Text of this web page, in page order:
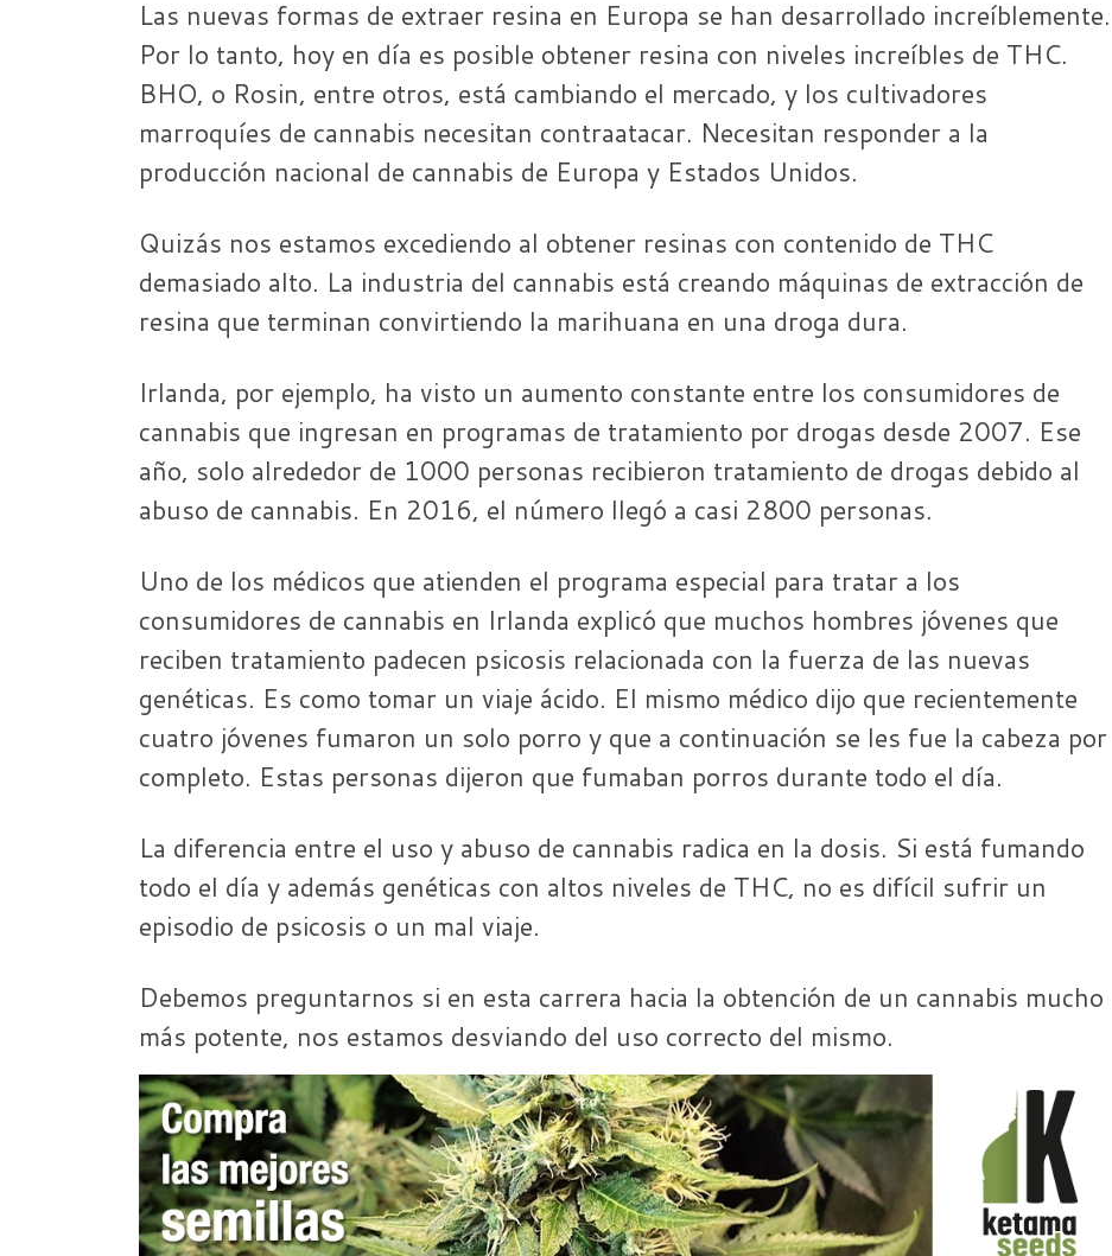
Las nuevas formas de extraer resina en Europa se han desarrollado increíblemente.
Por lo tanto, hoy en día es posible obtener resina con niveles increíbles de THC.
BHO, o Rosin, entre otros, está cambiando el mercado, y los cultivadores
marroquíes de cannabis necesitan contraatacar. Necesitan responder a la
producción nacional de cannabis de Europa y Estados Unidos.
Quizás nos estamos excediendo al obtener resinas con contenido de THC
demasiado alto. La industria del cannabis está creando máquinas de extracción de
resina que terminan convirtiendo la marihuana en una droga dura.
Irlanda, por ejemplo, ha visto un aumento constante entre los consumidores de
cannabis que ingresan en programas de tratamiento por drogas desde 2007. Ese
año, solo alrededor de 1000 personas recibieron tratamiento de drogas debido al
abuso de cannabis. En 2016, el número llegó a casi 2800 personas.
Uno de los médicos que atienden el programa especial para tratar a los
consumidores de cannabis en Irlanda explicó que muchos hombres jóvenes que
reciben tratamiento padecen psicosis relacionada con la fuerza de las nuevas
genéticas. Es como tomar un viaje ácido. El mismo médico dijo que recientemente
cuatro jóvenes fumaron un solo porro y que a continuación se les fue la cabeza por
completo. Estas personas dijeron que fumaban porros durante todo el día.
La diferencia entre el uso y abuso de cannabis radica en la dosis. Si está fumando
todo el día y además genéticas con altos niveles de THC, no es difícil sufrir un
episodio de psicosis o un mal viaje.
Debemos preguntarnos si en esta carrera hacia la obtención de un cannabis mucho
más potente, nos estamos desviando del uso correcto del mismo.